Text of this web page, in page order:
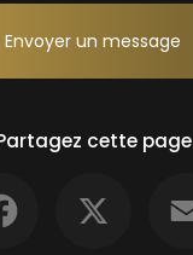
Envoyer un message
cette page